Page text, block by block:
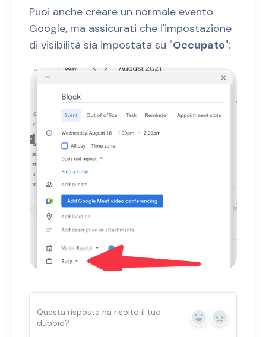
Puoi anche creare un normale evento
Google, ma assicurati che l'impostazione
di visibilità sia impostata su "Occupato":
Questa risposta ha risolto il tuo
dubbio?
Sì No